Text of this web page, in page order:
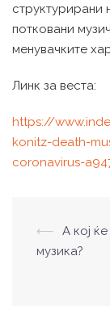
структурирани
потковани
менувачките
Линк за веста:
https://
konitz-death-
coronavirus-
Post
⟵
А кој
музика?